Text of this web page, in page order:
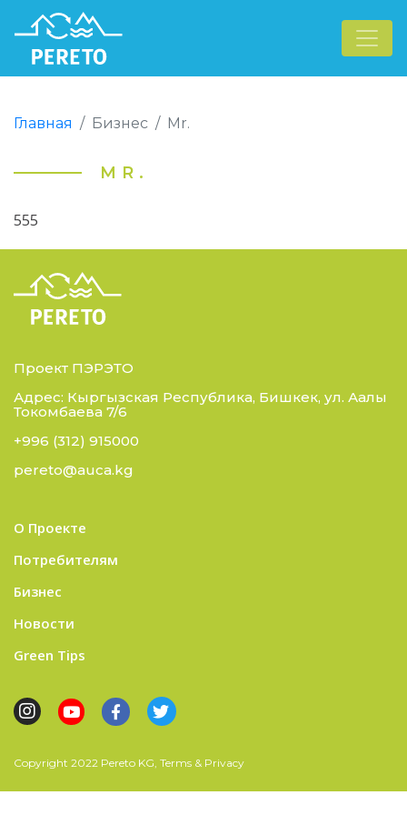
Главная Бизнес Mr.
MR.
555
Проект ПЭРЭТО
Адрес: Кыргызская Республика, Бишкек, ул. Аалы
Токомбаева 7/6
+996 (312) 915000
pereto@auca.kg
О Проекте
Потребителям
Бизнес
Новости
Green Tips
Copyright 2022 Pereto KG, Terms & Privacy